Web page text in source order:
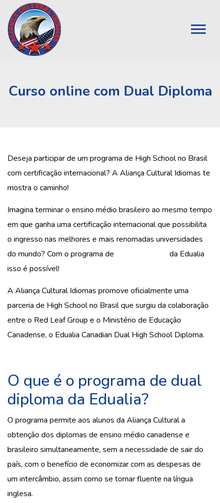
Curso online com Dual Diploma
Deseja participar de um programa de High School no Brasil
com certificação internacional? A Aliança Cultural Idiomas te
mostra o caminho!
Imagina terminar o ensino médio brasileiro ao mesmo tempo
em que ganha uma certificação internacional que possibilita
o ingresso nas melhores e mais renomadas universidades
do mundo? Com o programa de
da Edualia
isso é possível!
A Aliança Cultural Idiomas promove oficialmente uma
parceria de High School no Brasil que surgiu da colaboração
entre o Red Leaf Group e o Ministério de Educação
Canadense, o Edualia Canadian Dual High School Diploma.
O que é o programa de dual
diploma da Edualia?
O programa permite aos alunos da Aliança Cultural a
obtenção dos diplomas de ensino médio canadense e
brasileiro simultaneamente, sem a necessidade de sair do
país, com o benefício de economizar com as despesas de
um intercâmbio, assim como se tornar fluente na língua
inglesa.